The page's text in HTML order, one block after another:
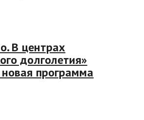
В центрах
долголетия»
программа